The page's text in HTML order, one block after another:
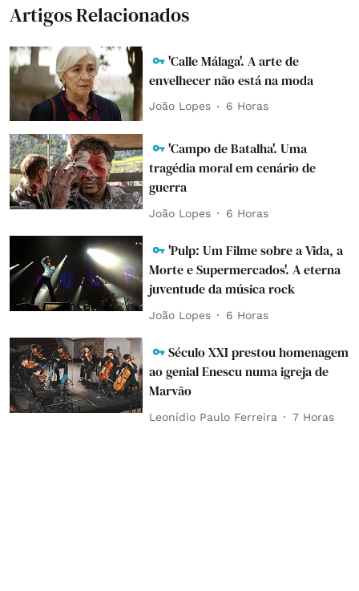
Artigos Relacionados
'Calle Málaga'. A arte de
envelhecer não está na moda
João Lopes 6 Horas
'Campo de Batalha'. Uma
tragédia moral em cenário de
guerra
João Lopes 6 Horas
'Pulp: Um Filme sobre a Vida, a
Morte e Supermercados'. A eterna
juventude da música rock
João Lopes 6 Horas
Século XXI prestou homenagem
ao genial Enescu numa igreja de
Marvão
Leonídio Paulo Ferreira 7 Horas